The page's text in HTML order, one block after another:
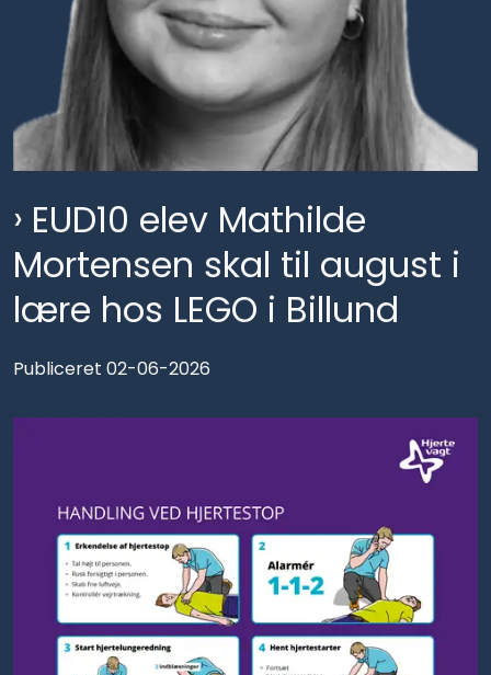
EUD10 elev Mathilde
Mortensen skal til august i
lære hos LEGO i Billund
Publiceret 02-06-2026